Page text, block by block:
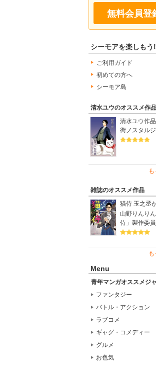
無料会員登
シーモアを楽しもう!
ご利用ガイド
初めての方へ
シーモア島
清水ユウのオススメ作品
清水ユウ作
街ノスタル
雑誌のオススメ作品
猫侍 玉之丞
山野りんり
侍」製作委
Menu
青年マンガオススメジ
ファンタジー
バトル・アクション
ラブコメ
ギャグ・コメディー
グルメ
お色気